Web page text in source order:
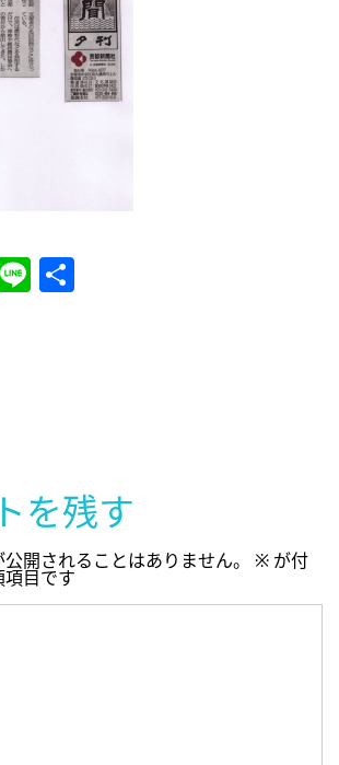
Line
を残す
開されることはありません。 ※ が付
項目です